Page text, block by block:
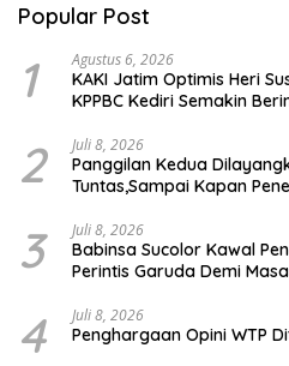
Popular Post
1 Agustus 6, 2026
KAKI Jatim Optimis Heri
KPPBC Kediri Semakin
2 Juli 8, 2026
Panggilan Kedua
Tuntas,Sampai Kapan
3 Juli 8, 2026
Babinsa Sucolor Kawal
Perintis Garuda Demi
4 Juli 8, 2026
Penghargaan Opini WTP